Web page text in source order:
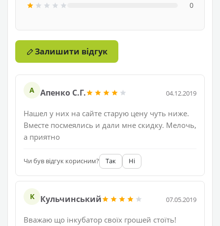
0
Залишити відгук
А Апенко С.Г. 04.12.2019
Нашел у них на сайте старую цену чуть ниже.
Вместе посмеялись и дали мне скидку. Мелочь,
а приятно
Чи був відгук корисним? Так Ні
К Кульчинський 07.05.2019
Вважаю що інкубатор своїх грошей стоїть!